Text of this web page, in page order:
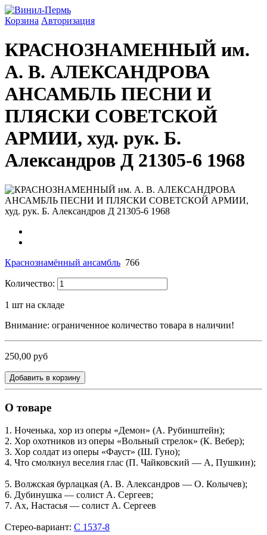
Корзина Авторизация
КРАСНОЗНАМЕННЫЙ им.
А. В. АЛЕК­САНДРОВА
АНСАМБЛЬ ПЕСНИ И
ПЛЯ­СКИ СОВЕТСКОЙ
АРМИИ, худ. рук. Б.
Александров Д 21305-6 1968
Краснознамённый ансамбль 766
Количество:
1 шт на складе
Внимание: ограниченное количество товара в наличии!
250,00 руб
Добавить в корзину
О товаре
1. Ноченька, хор из оперы «Демон» (А. Ру­бинштейн);
2. Хор охотников из оперы «Вольный стрелок» (К. Вебер);
3. Хор сол­дат из оперы «Фауст» (Ш. Гуно);
4. Что смолкнул веселия глас (П. Чайковский — А, Пушкин);
5. Волжская бурлацкая (А. В. Александров — О. Колычев);
6. Ду­бинушка — солист А. Сер­геев;
7. Ах, Настасья — солист А. Сер­геев
Стерео-вариант: С 1537-8